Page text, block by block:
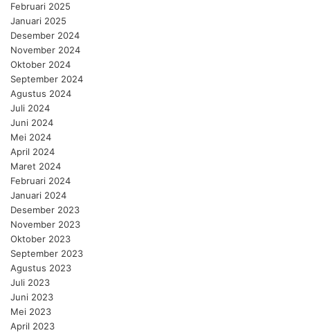
Februari 2025
Januari 2025
Desember 2024
November 2024
Oktober 2024
September 2024
Agustus 2024
Juli 2024
Juni 2024
Mei 2024
April 2024
Maret 2024
Februari 2024
Januari 2024
Desember 2023
November 2023
Oktober 2023
September 2023
Agustus 2023
Juli 2023
Juni 2023
Mei 2023
April 2023